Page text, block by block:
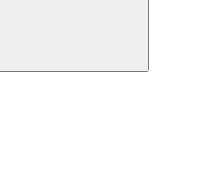
Suchen